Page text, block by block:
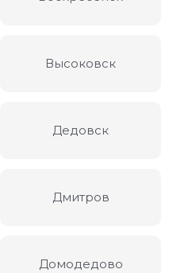
Высоковск
Дедовск
Дмитров
Домодедово